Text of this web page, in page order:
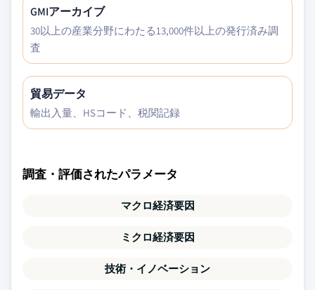
GMIアーカイブ
30以上の産業分野にわたる13,000件以上の発行済み調
査
貿易データ
輸出入量、HSコード、税関記録
調査・評価されたパラメータ
マクロ経済要因
ミクロ経済要因
技術・イノベーション